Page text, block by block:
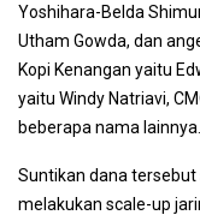
Yoshihara-Belda
Utham Gowda, dan
Kopi Kenangan yaitu
yaitu Windy Natriavi,
beberapa nama lainnya.
Suntikan dana
melakukan scale-up